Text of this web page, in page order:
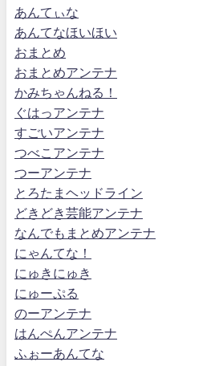
あんてぃな
あんてなほいほい
おまとめ
おまとめアンテナ
かみちゃんねる！
ぐはっアンテナ
すごいアンテナ
つべこアンテナ
つーアンテナ
とろたまヘッドライン
どきどき芸能アンテナ
なんでもまとめアンテナ
にゃんてな！
にゅきにゅき
にゅーぷる
のーアンテナ
はんぺんアンテナ
ふぉーあんてな